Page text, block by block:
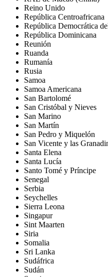
Reino Unido
República Centroafricana
República Democrática
República Dominicana
Reunión
Ruanda
Rumanía
Rusia
Samoa
Samoa Americana
San Bartolomé
San Cristóbal y Nieves
San Marino
San Martín
San Pedro y Miquelón
San Vicente y las
Santa Elena
Santa Lucía
Santo Tomé y Príncipe
Senegal
Serbia
Seychelles
Sierra Leona
Singapur
Sint Maarten
Siria
Somalia
Sri Lanka
Sudáfrica
Sudán